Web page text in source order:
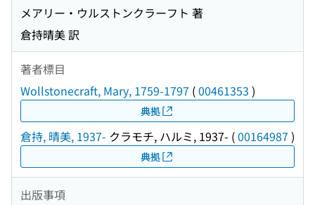
メアリー・ウルストンクラーフト 著
倉持晴美 訳
著者標目
Wollstonecraft, Mary, 1759-1797 (00461353 )
典拠
倉持, 晴美, 1937- クラモチ, ハルミ, 1937- (00164987 )
典拠
出版事項